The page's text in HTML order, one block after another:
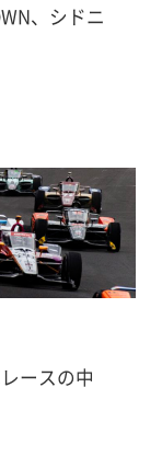
、シドニ
ースの中